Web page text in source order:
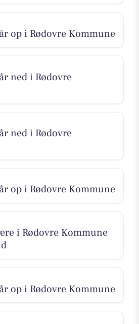
op i Rødovre Kommune
ned i Rødovre
ned i Rødovre
op i Rødovre Kommune
i Rødovre Kommune
op i Rødovre Kommune